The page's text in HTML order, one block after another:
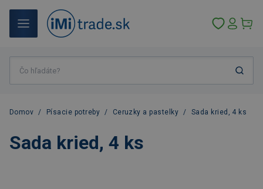
Domov / Písacie potreby / Ceruzky a pastelky / Sada kried, 4 ks
Sada kried, 4 ks